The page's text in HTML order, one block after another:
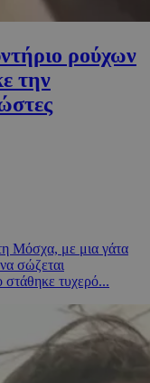
ρούχων
την
Μόσχα, με μια γάτα
σώζεται
στάθηκε τυχερό...